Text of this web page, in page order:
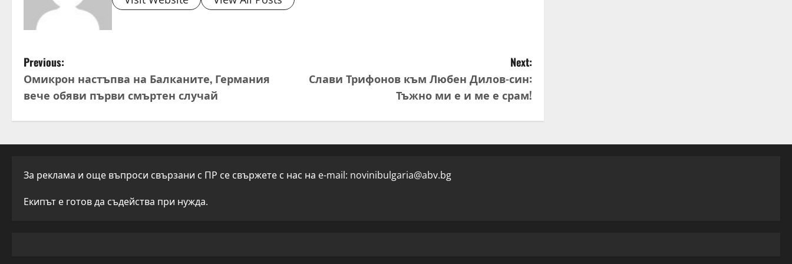
P
o
s
t
n
v
Previous:
Омикрон настъпва на Балканите, Германия
вече обяви първи смъртен случай
Next:
Слави Трифонов към Любен Дилов-син:
Тъжно ми е и ме е срам!
За реклама и още въпроси свързани с ПР се свържете с нас на e-mail: novinibulgaria@abv.bg
Екипът е готов да съдейства при нужда.